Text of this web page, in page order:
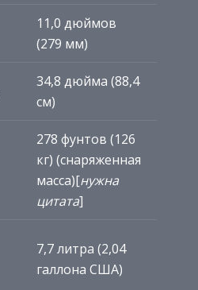
11,0 дюймов
(279 мм)
34,8 дюйма (88,4
см)
278 фунтов (126
кг) (снаряженная
масса)[нужна
цитата]
7,7 литра (2,04
галлона США)